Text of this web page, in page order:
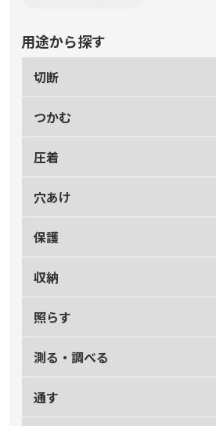
用途から探す
切断
つかむ
圧着
穴あけ
保護
収納
照らす
測る・調べる
通す